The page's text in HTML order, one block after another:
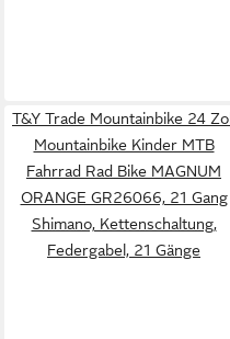
T&Y Trade Mountainbike 24 Zoll
Mountainbike Kinder MTB
Fahrrad Rad Bike MAGNUM
ORANGE GR26066, 21 Gang
Shimano, Kettenschaltung,
Federgabel, 21 Gänge